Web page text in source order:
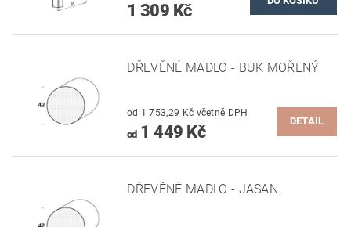
1 309 Kč
DŘEVĚNÉ MADLO - BUK MOŘENÝ
od 1 753,29 Kč včetně DPH
od1 449 Kč
DETAIL
DŘEVĚNÉ MADLO - JASAN